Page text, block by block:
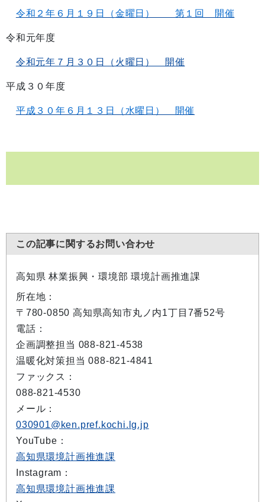
令和２年６月１９日（金曜日） 第１回 開催
令和元年度
令和元年７月３０日（火曜日） 開催
平成３０年度
平成３０年６月１３日（水曜日） 開催
この記事に関するお問い合わせ
高知県 林業振興・環境部 環境計画推進課
所在地：
〒780-0850 高知県高知市丸ノ内1丁目7番52号
電話：
企画調整担当 088-821-4538
温暖化対策担当 088-821-4841
ファックス：
088-821-4530
メール：
030901@ken.pref.kochi.lg.jp
YouTube：
高知県環境計画推進課
Instagram：
高知県環境計画推進課